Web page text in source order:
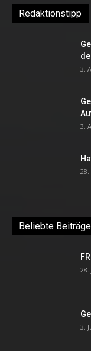
Redaktionstipp
3.
3.
28.
Beliebte Beiträge
28.
3.